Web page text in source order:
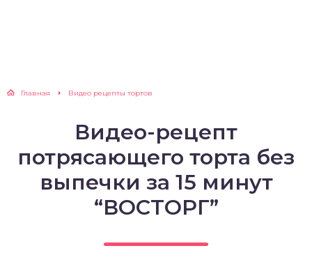
Главная Видео рецепты тортов
Видео-рецепт
потрясающего торта без
выпечки за 15 минут
“ВОСТОРГ”